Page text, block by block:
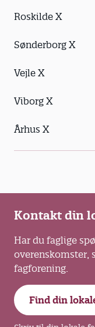
Roskilde X
Sønderborg X
Vejle X
Viborg X
Århus X
Kontakt din
Har du faglige
overenskomster,
fagforening.
Find din